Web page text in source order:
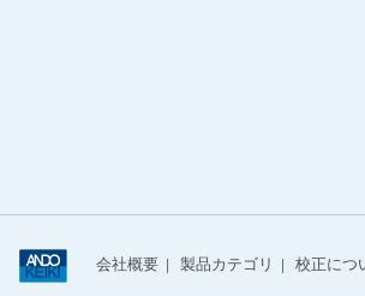
会社概要 製品カテゴリ 校正につ